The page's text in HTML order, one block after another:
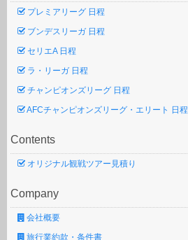
プレミアリーグ 日程
ブンデスリーガ 日程
セリエA 日程
ラ・リーガ 日程
チャンピオンズリーグ 日程
AFCチャンピオンズリーグ・エリート 日程
Contents
オリジナル観戦ツアー見積り
Company
会社概要
旅行業約款・条件書